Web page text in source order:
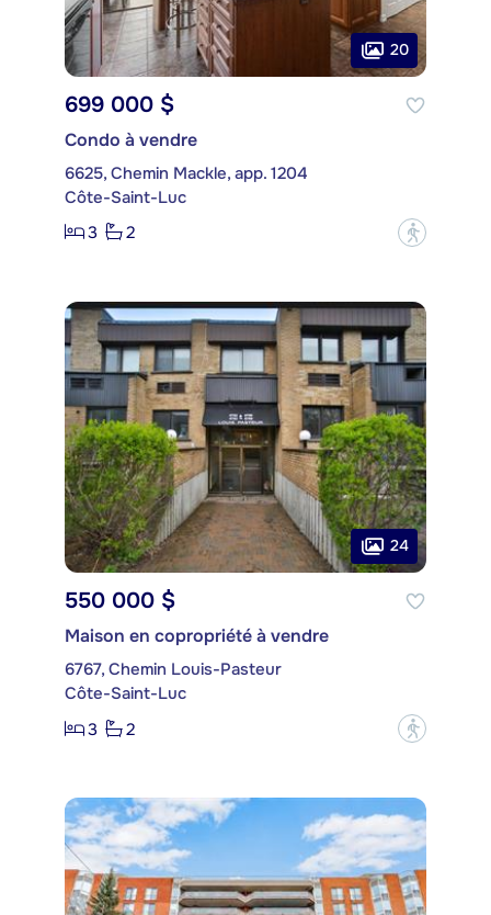
20
699 000 $
Condo à vendre
6625, Chemin Mackle, app. 1204
Côte-Saint-Luc
3
2 ?
24
550 000 $
Maison en copropriété à vendre
6767, Chemin Louis-Pasteur
Côte-Saint-Luc
3
2 ?